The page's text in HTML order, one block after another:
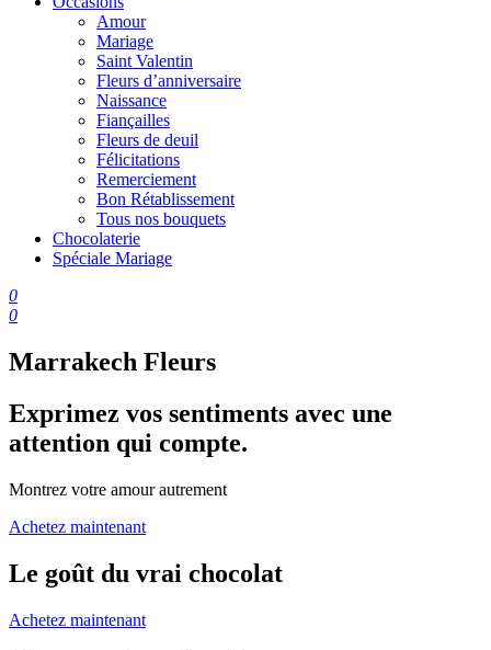
Amour
Mariage
Saint Valentin
Fleurs d’anniversaire
Naissance
Fiançailles
Fleurs de deuil
Félicitations
Remerciement
Bon Rétablissement
Tous nos bouquets
Chocolaterie
Spéciale Mariage
0
0
Marrakech Fleurs
Exprimez vos sentiments avec une
attention qui compte.
Montrez votre amour autrement
Achetez maintenant
Le goût du vrai chocolat
Achetez maintenant